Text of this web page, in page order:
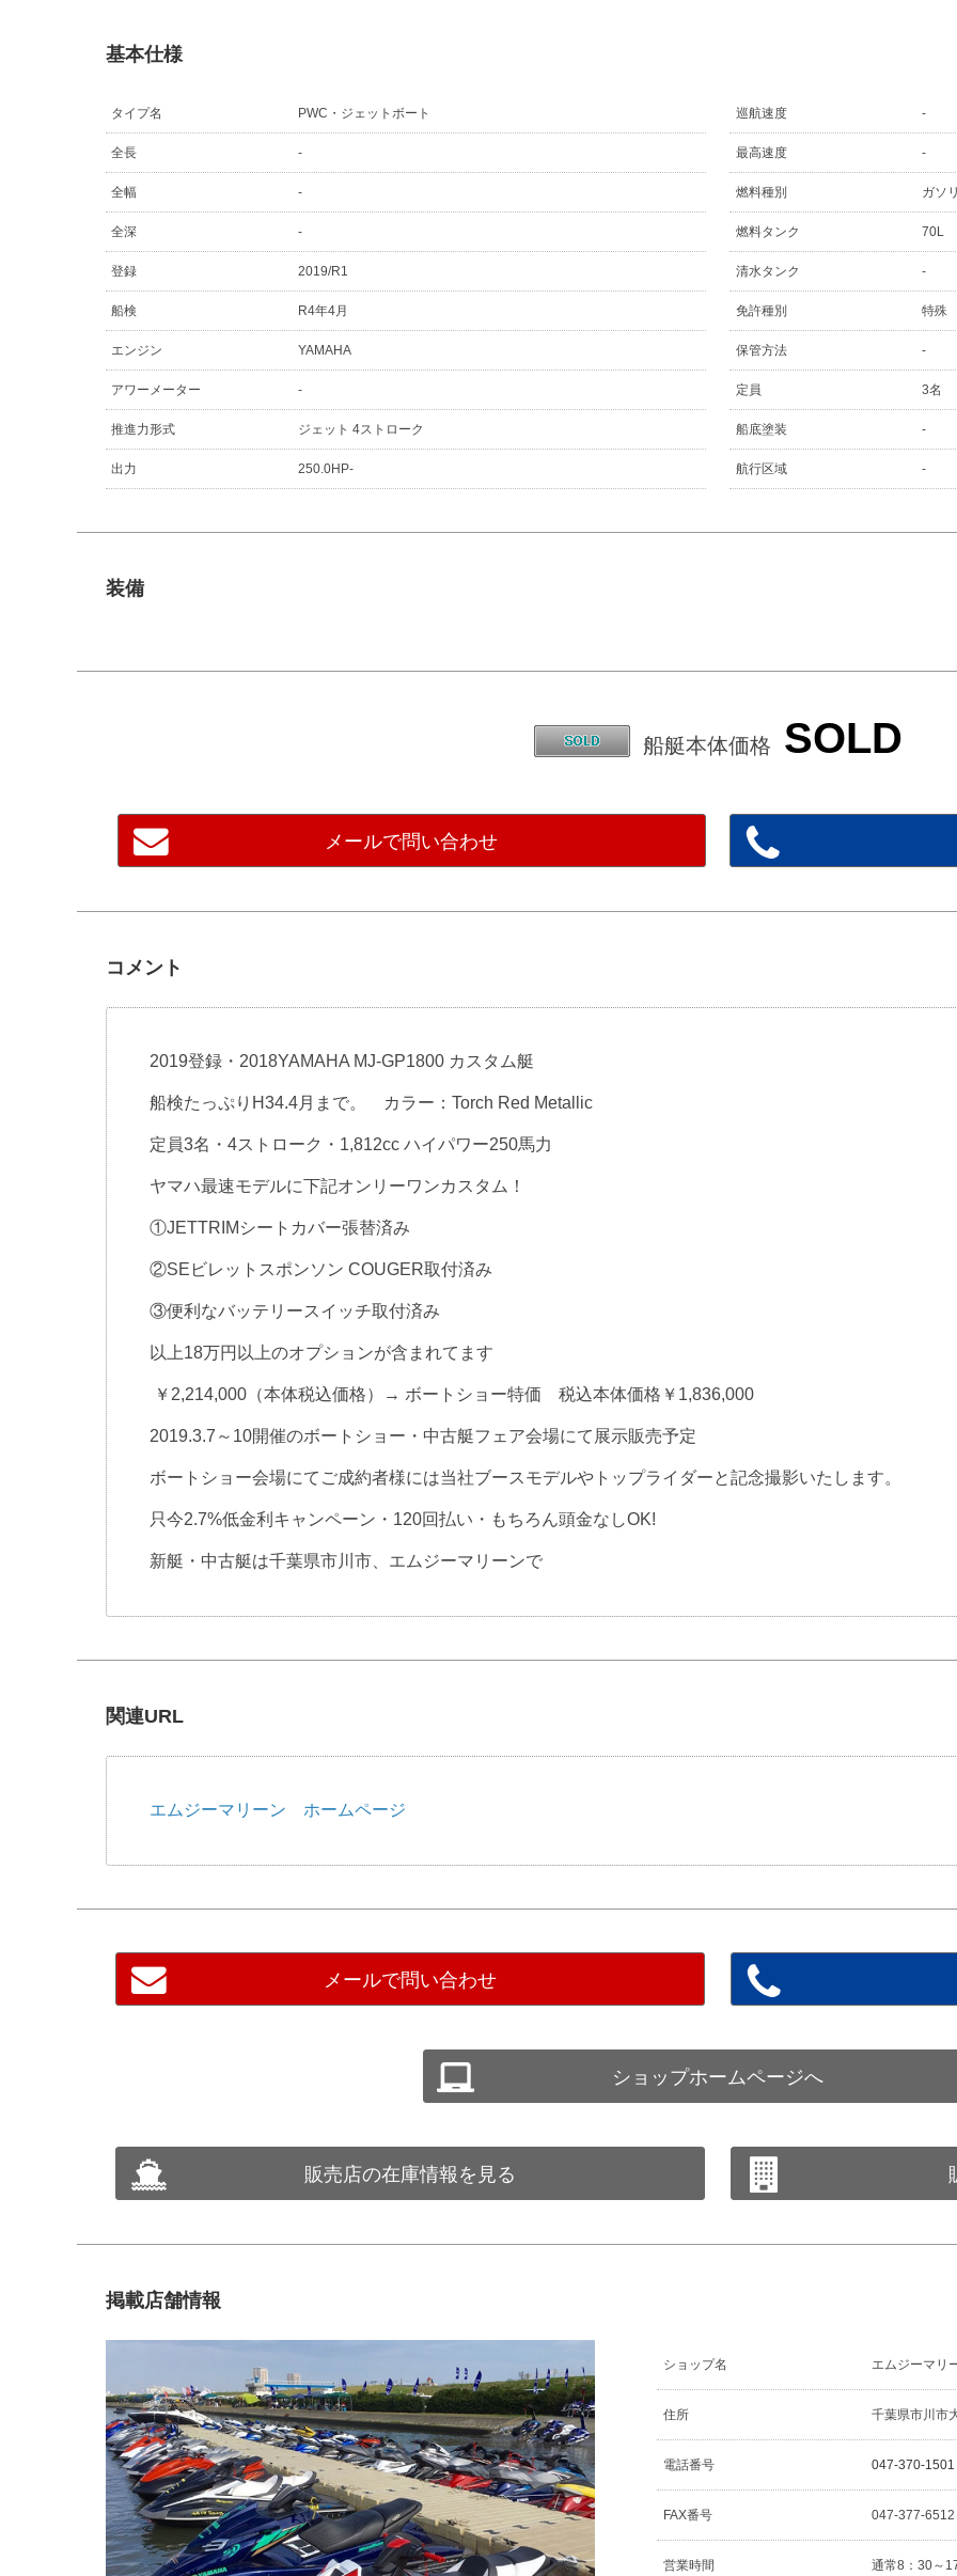
基本仕様
タイプ名 PWC・ジェットボート
全長 -
全幅 -
全深 -
登録 2019/R1
船検 R4年4月
エンジン YAMAHA
アワーメーター -
推進力形式 ジェット 4ストローク
出力 250.0HP-
巡航速度 -
最高速度 -
燃料種別 ガソ
燃料タンク 70L
清水タンク -
免許種別 特殊
保管方法 -
定員 3名
船底塗装 -
航行区域 -
装備
船艇本体価格 SOLD
メールで問い合わせ
コメント
2019登録・2018YAMAHA MJ-GP1800 カスタム艇
船検たっぷりH34.4月まで。 カラー：Torch Red Metallic
定員3名・4ストローク・1,812cc ハイパワー250馬力
ヤマハ最速モデルに下記オンリーワンカスタム！
①JETTRIMシートカバー張替済み
②SEビレットスポンソン COUGER取付済み
③便利なバッテリースイッチ取付済み
以上18万円以上のオプションが含まれてます
￥2,214,000（本体税込価格）→ ボートショー特価 税込本体価格￥1,836,000
2019.3.7～10開催のボートショー・中古艇フェア会場にて展示販売予定
ボートショー会場にてご成約者様には当社ブースモデルやトップライダーと記念撮影いたします。
只今2.7%低金利キャンペーン・120回払い・もちろん頭金なしOK!
新艇・中古艇は千葉県市川市、エムジーマリーンで
関連URL
エムジーマリーン ホームページ
メールで問い合わせ
ショップホームページへ
販売店の在庫情報を見る
掲載店舗情報
ショップ名 エムジーマリ
住所 千葉県市川市
電話番号 047-370-1501
FAX番号 047-377-
営業時間 通常8：30～